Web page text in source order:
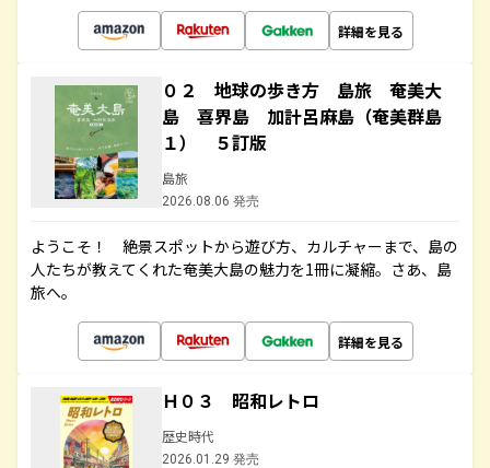
詳細を見る
０２ 地球の歩き方 島旅 奄美大
島 喜界島 加計呂麻島（奄美群島
１） ５訂版
島旅
2026.08.06 発売
ようこそ！ 絶景スポットから遊び方、カルチャーまで、島の
人たちが教えてくれた奄美大島の魅力を1冊に凝縮。さあ、島
旅へ。
詳細を見る
Ｈ０３ 昭和レトロ
歴史時代
2026.01.29 発売